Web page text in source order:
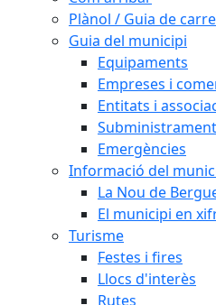
Plànol / Guia de
Guia del municipi
Equipaments
Empreses i
Entitats i
Emergències
Informació del
La Nou de
El municipi en
Turisme
Festes i fires
Llocs d'interès
Rutes